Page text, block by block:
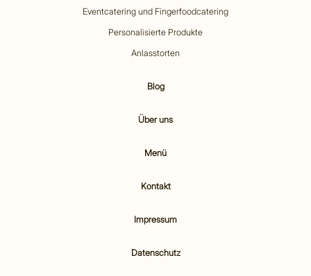
Eventcatering und Fingerfoodcatering
Personalisierte Produkte
Anlasstorten
Blog
Über uns
Menü
Kontakt
Impressum
Datenschutz